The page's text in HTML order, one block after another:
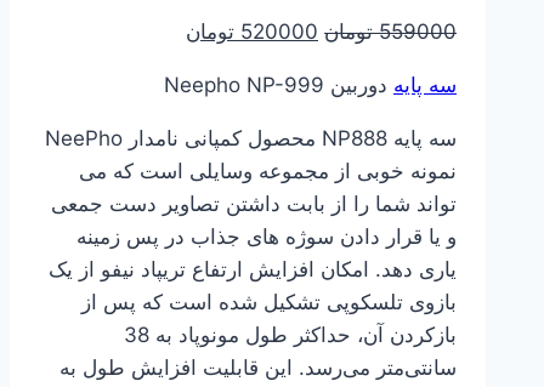
559000 تومان قیمت
559000 تومان
520000 تومان
است.
سه پایه دوربین Neepho NP-999
سه پایه NP888 محصول کمپانی نامدار NeePho
نمونه خوبی از مجموعه وسایلی است که می
تواند شما را از بابت داشتن تصاویر دست جمعی
و یا قرار دادن سوژه های جذاب در پس زمینه
یاری دهد. امکان افزایش ارتفاع تریپاد نیفو از یک
بازوی تلسکوپی تشکیل ‌شده است که پس از
بازکردن آن، حداکثر طول مونوپاد به 38
سانتی‌متر می‌رسد. این قابلیت افزایش طول به